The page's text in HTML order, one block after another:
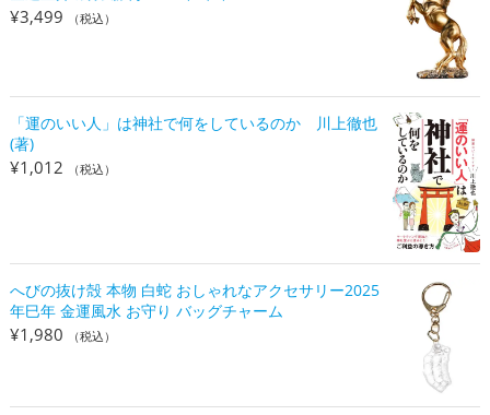
¥3,499 （税込）
「運のいい人」は神社で何をしているのか 川上徹也
(著)
¥1,012 （税込）
へびの抜け殻 本物 白蛇 おしゃれなアクセサリー2025
年巳年 金運風水 お守り バッグチャーム
¥1,980 （税込）